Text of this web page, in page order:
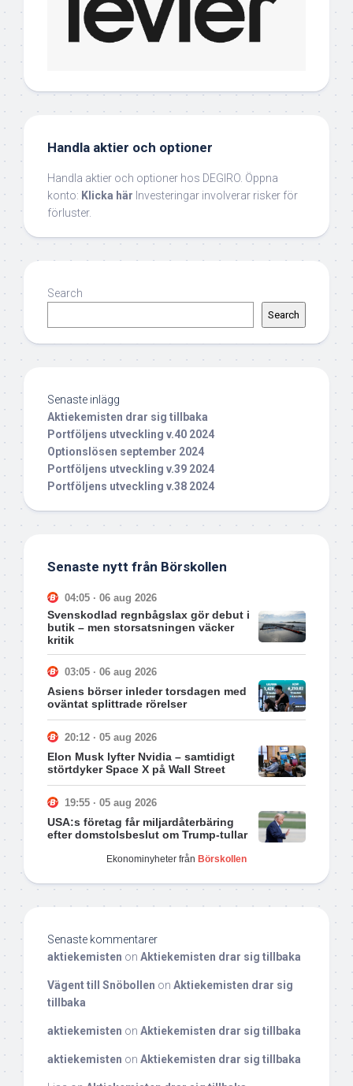
Handla aktier och optioner
Handla aktier och optioner hos DEGIRO. Öppna
konto: Klicka här Investeringar involverar risker för
förluster.
Search
Search
Senaste inlägg
Aktiekemisten drar sig tillbaka
Portföljens utveckling v.40 2024
Optionslösen september 2024
Portföljens utveckling v.39 2024
Portföljens utveckling v.38 2024
Senaste nytt från Börskollen
04:05 · 06 aug 2026
Svenskodlad regnbågslax gör debut i
butik – men storsatsningen väcker
kritik
03:05 · 06 aug 2026
Asiens börser inleder torsdagen med
oväntat splittrade rörelser
20:12 · 05 aug 2026
Elon Musk lyfter Nvidia – samtidigt
störtdyker Space X på Wall Street
19:55 · 05 aug 2026
USA:s företag får miljardåterbäring
efter domstolsbeslut om Trump-tullar
Ekonominyheter från Börskollen
Senaste kommentarer
aktiekemisten on Aktiekemisten drar sig tillbaka
Vägent till Snöbollen on Aktiekemisten drar sig
tillbaka
aktiekemisten on Aktiekemisten drar sig tillbaka
aktiekemisten on Aktiekemisten drar sig tillbaka